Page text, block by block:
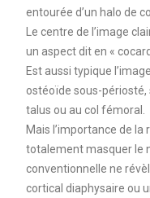
entourée d’un halo de
Le centre de l’image
un aspect dit en «
Est aussi typique
ostéoïde sous-périosté,
talus ou au col fémoral.
Mais l’importance de
totalement masquer le
conventionnelle ne
cortical diaphysaire ou